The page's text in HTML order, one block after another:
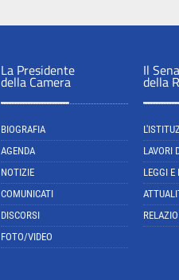
La Presidente
della Camera
BIOGRAFIA
AGENDA
NOTIZIE
COMUNICATI
DISCORSI
FOTO/VIDEO
Il
della
LAVORI
LEGGI E